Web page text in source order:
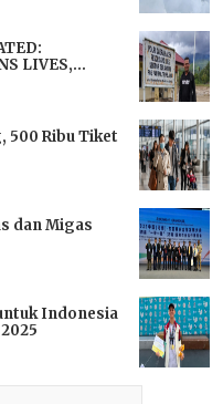
LIVES,
NEEDED
500 Ribu Tiket
dan Migas
Indonesia